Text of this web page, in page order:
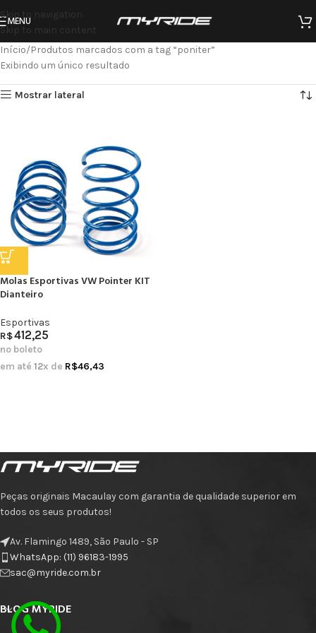
Skip to navigation
Skip to main content
MENU
Início Produtos marcados com a tag “poniter”
Exibindo um único resultado
Mostrar lateral
Molas Esportivas VW Pointer KIT
Dianteiro
Esportivas
R$412,25
no boleto
em até 12x de R$46,43
Peças originais Macaulay com garantia de qualidade superior em
todos os seus produtos!
Av. Flamingo 1489, São Paulo - SP
WhatsApp: (11) 96183-1995
sac@myride.com.br
BLOG MYRIDE